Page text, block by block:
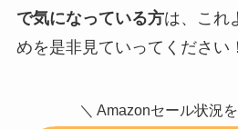
で気になっている方は、これ
めを是非見ていってください！
＼ Amazonセール状況